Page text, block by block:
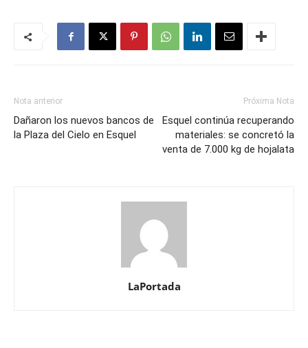
Nota anterior
Dañaron los nuevos bancos de
la Plaza del Cielo en Esquel
Próxima Nota
Esquel continúa recuperando
materiales: se concretó la
venta de 7.000 kg de hojalata
LaPortada